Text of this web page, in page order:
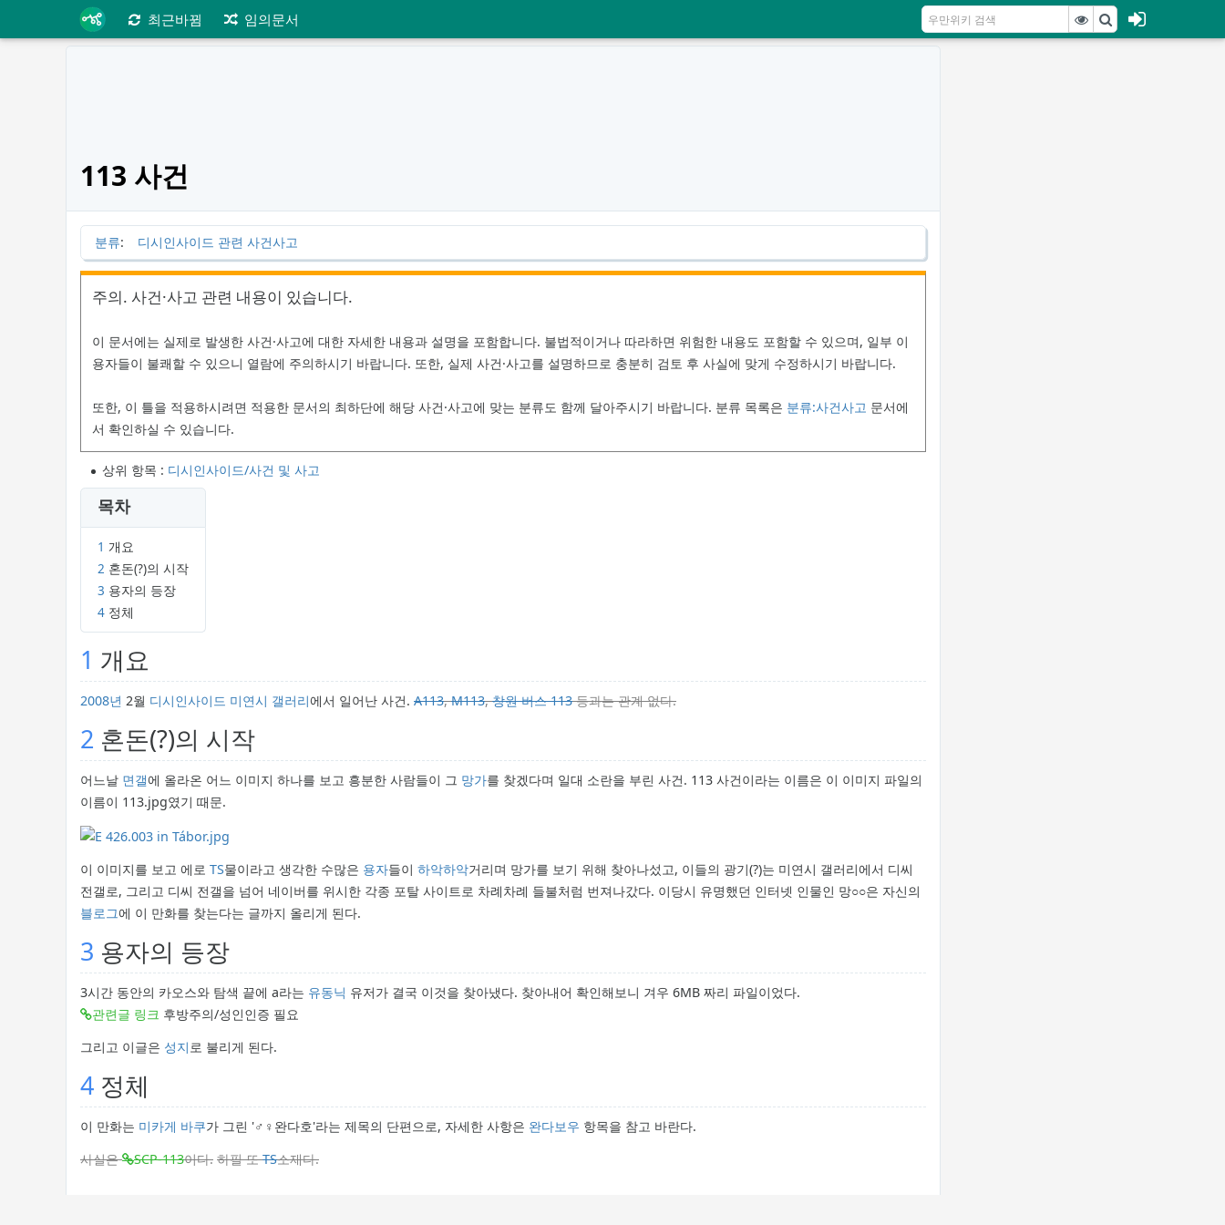
최근바뀜 임의문서
113 사건
분류: 디시인사이드 관련 사건사고
주의. 사건·사고 관련 내용이 있습니다.
이 문서에는 실제로 발생한 사건·사고에 대한 자세한 내용과 설명을 포함합니다. 불법적이거나 따라하면 위험한 내용도 포함할 수 있으며, 일부 이
용자들이 불쾌할 수 있으니 열람에 주의하시기 바랍니다. 또한, 실제 사건·사고를 설명하므로 충분히 검토 후 사실에 맞게 수정하시기 바랍니다.
또한, 이 틀을 적용하시려면 적용한 문서의 최하단에 해당 사건·사고에 맞는 분류도 함께 달아주시기 바랍니다. 분류 목록은 분류:사건사고 문서에
서 확인하실 수 있습니다.
상위 항목 : 디시인사이드/사건 및 사고
목차
1 개요
2 혼돈(?)의 시작
3 용자의 등장
4 정체
1 개요
2008년 2월 디시인사이드 미연시 갤러리에서 일어난 사건. A113,M113,창원 버스 113등과는 관계 없다.
2 혼돈(?)의 시작
어느날 면갤에 올라온 어느 이미지 하나를 보고 흥분한 사람들이 그 망가를 찾겠다며 일대 소란을 부린 사건. 113 사건이라는 이름은 이 이미지 파일의
이름이 113.jpg였기 때문.
이 이미지를 보고 에로 TS물이라고 생각한 수많은 용자들이 하악하악거리며 망가를 보기 위해 찾아나섰고, 이들의 광기(?)는 미연시 갤러리에서 디씨
전갤로, 그리고 디씨 전갤을 넘어 네이버를 위시한 각종 포탈 사이트로 차례차례 들불처럼 번져나갔다. 이당시 유명했던 인터넷 인물인 망○○은 자신의
블로그에 이 만화를 찾는다는 글까지 올리게 된다.
3 용자의 등장
3시간 동안의 카오스와 탐색 끝에 a라는 유동닉 유저가 결국 이것을 찾아냈다. 찾아내어 확인해보니 겨우 6MB 짜리 파일이었다.
관련글 링크 후방주의/성인인증 필요
그리고 이글은 성지 로 불리게 된다.
4 정체
이 만화는 미카게 바쿠가 그린 '♂♀완다호'라는 제목의 단편으로, 자세한 사항은 완다보우 항목을 참고 바란다.
사실은
SCP-113이다. 하필 또TS소재다.